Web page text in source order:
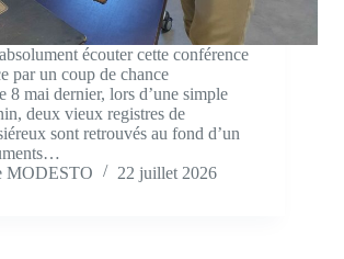
écouter cette conférence
par un coup de chance
8 mai dernier, lors d’une simple
deux vieux registres de
sont retrouvés au fond d’un
MODESTO
22 juillet 2026